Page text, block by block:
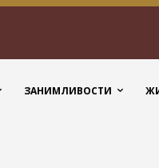
ЗАНИМЛИВОСТИ